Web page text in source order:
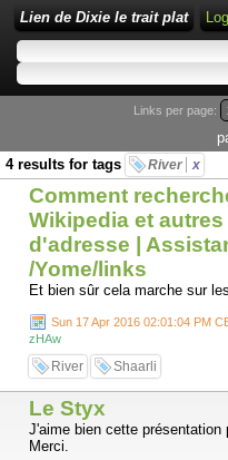
Lien de Dixie le trait plat
Links per page:
4 results for tags
River x
Comment
Wikipedia et
d'adresse |
/Yome/links
Et bien sûr cela marche sur
Sun 17 Apr 2016 02:01:04 PM
zHAw
River Shaarli
Le Styx
J'aime bien cette présentation
Merci.